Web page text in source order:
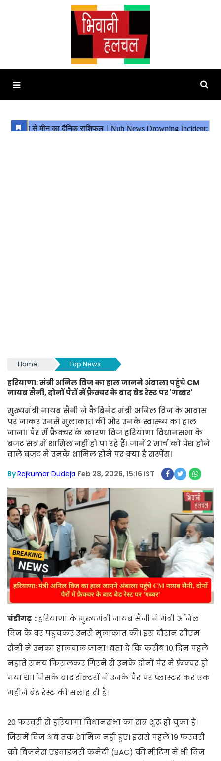
Home Top News
हरियाणा: मंत्री अनिल विज का हाल जानने अंबाला पहुंचे CM
नायब सैनी, दोनों पैरों में फ्रैक्चर के बाद बेड रेस्ट पर 'गब्बर'
मुख्यमंत्री नायब सैनी ने कैबिनेट मंत्री अनिल विज के आवास
पर जाकर उनसे मुलाकात की और उनके स्वास्थ्य का हाल
जाना। पैर में फ्रैक्चर के कारण विज हरियाणा विधानसभा के
बजट सत्र में शामिल नहीं हो पा रहे हैं। जानें 2 मार्च को पेश होने
वाले बजट में उनके शामिल होने पर क्या है सस्पेंस।
ByRajkumar Dudeja Feb 28, 2026, 15:16 IST
चंडीगढ़ :हरियाणा के मुख्यमंत्री नायब सैनी ने मंत्री अनिल
विज के घर पहुंचकर उनसे मुलाकात की। इस दौरान सीएम
सैनी ने उनका हालचाल जाना। बता दें कि करीब 10 दिन पहले
नहाते समय फिसलकर गिरने से उनके दोनों पैर में फ्रैक्चर हो
गया था। जिसके बाद डॉक्टरों ने उनके पैर पर प्लास्टर कर एक
महीने बेड रेस्ट की सलाह दी है।
20 फरवरी से हरियाणा विधानसभा का सत्र शुरू हो चुका है।
जिसमें विज अब तक शामिल नहीं हुए। इससे पहले 19 फरवरी
को बिजनेस एडवाइजरी कमेटी (BAC) की मीटिंग में भी विज